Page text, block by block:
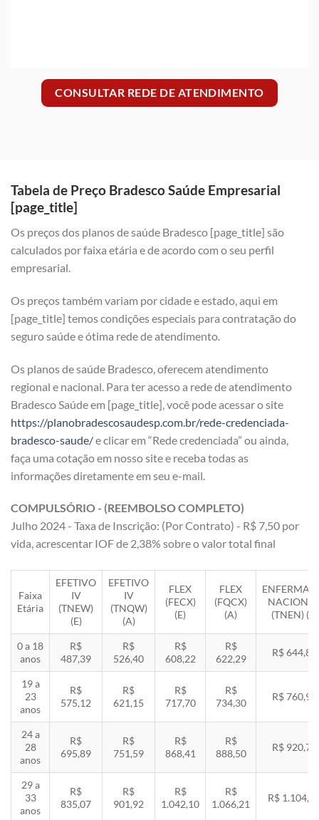
CONSULTAR REDE DE ATENDIMENTO
Tabela de Preço Bradesco Saúde Empresarial
[page_title]
Os preços dos planos de saúde Bradesco [page_title] são
calculados por faixa etária e de acordo com o seu perfil
empresarial.
Os preços também variam por cidade e estado, aqui em
[page_title] temos condições especiais para contratação do
seguro saúde e ótima rede de atendimento.
Os planos de saúde Bradesco, oferecem atendimento
regional e nacional. Para ter acesso a rede de atendimento
Bradesco Saúde em [page_title], você pode acessar o site
https://planobradescosaudesp.com.br/rede-credenciada-
bradesco-saude/e clicar em “Rede credenciada” ou ainda,
faça uma cotação em nosso site e receba todas as
informações diretamente em seu e-mail.
COMPULSÓRIO - (REEMBOLSO COMPLETO)
Julho 2024 - Taxa de Inscrição: (Por Contrato) - R$ 7,50 por
vida, acrescentar IOF de 2,38% sobre o valor total final
Faixa
Etária
EFETIVO
IV
(TNEW)
(E)
EFETIVO
IV
(TNQW)
(A)
FLEX
(FECX)
(E)
FLEX
(FQCX)
(A)
(TNEN) (E)
0 a 18
anos
R$
487,39
R$
526,40
R$
608,22
R$
622,29
R$ 644,85
19 a
23
anos
R$
575,12
R$
621,15
R$
717,70
R$
734,30
R$ 760,92
24 a
28
anos
R$
695,89
R$
751,59
R$
868,41
R$
888,50
R$ 920,71
29 a
33
anos
R$
835,07
R$
901,92
R$
1.042,10
R$
1.066,21
R$